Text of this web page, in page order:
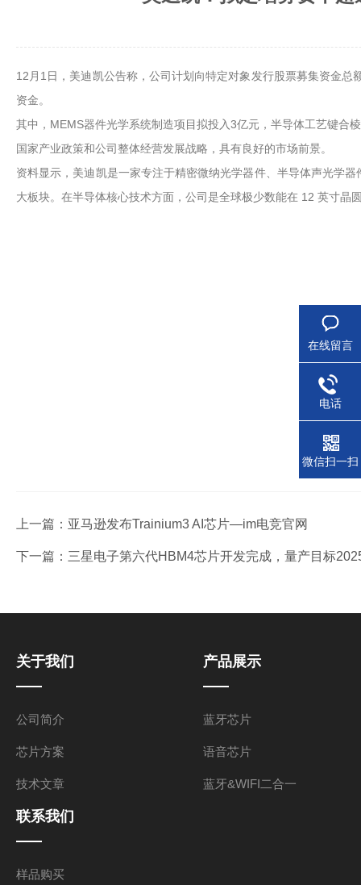
12月1日，美迪凯公告称，公司计划向特定对象发行股票募集资金
资金。
其中，MEMS器件光学系统制造项目拟投入3亿元，半导体工艺键合
国家产业政策和公司整体经营发展战略，具有良好的市场前景。
资料显示，美迪凯是一家专注于精密微纳光学器件、半导体声光学
大板块。在半导体核心技术方面，公司是全球极少数能在 12 英寸晶
上一篇： 亚马逊发布Trainium3 AI芯片—im电竞官网
下一篇： 三星电子第六代HBM4芯片开发完成，量产目标
关于我们
公司简介
芯片方案
技术文章
产品展示
蓝牙芯片
语音芯片
蓝牙&WIFI二合一
联系我们
样品购买
在线留言
电话
微信扫一扫